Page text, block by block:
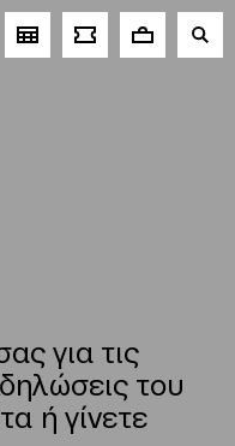
για τις
του
ή γίνετε